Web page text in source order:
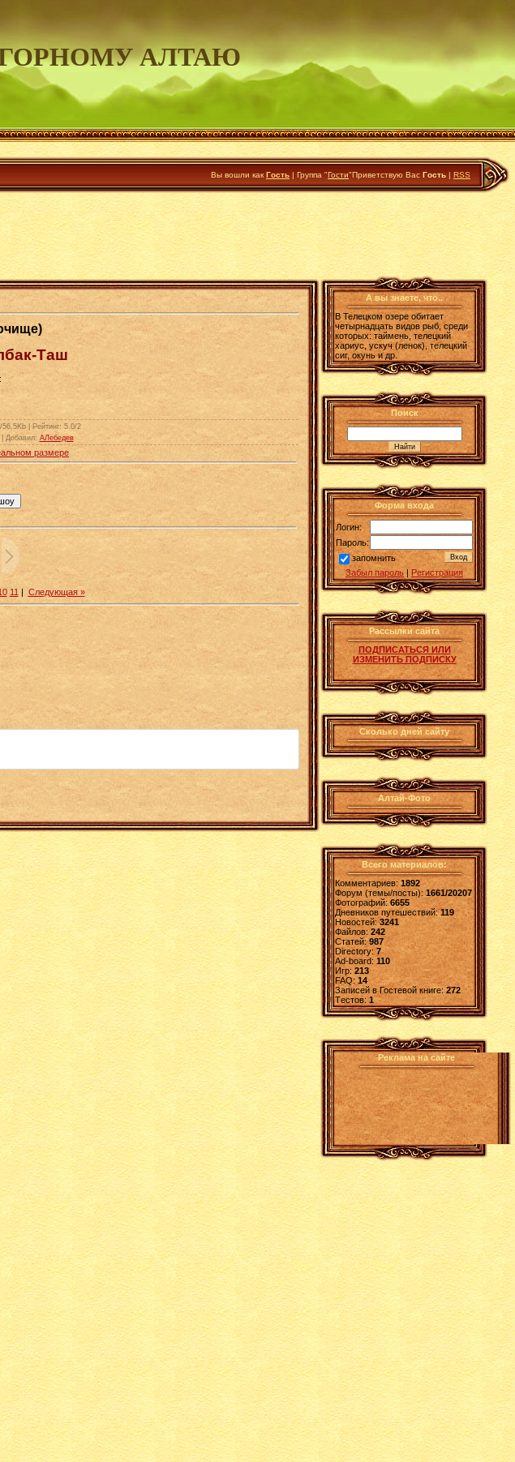
АЛТАЮ
Вы вошли как Гость | Группа "Гости"Приветствую Вас Гость | RSS
Таш
| Рейтинг: 5.0/2
Добавил: АЛебедев
размере
11 | Следующая »
А вы знаете, что..
В Телецком озере обитает
четырнадцать видов рыб, среди
которых: таймень, телецкий
хариус, ускуч (ленок), телецкий
сиг, окунь и др.
Поиск
Форма входа
Логин:
Пароль:
запомнить
Забыл пароль | Регистрация
Рассылки сайта
ПОДПИСАТЬСЯ ИЛИ
ИЗМЕНИТЬ ПОДПИСКУ
Сколько дней сайту
Алтай-Фото
Всего материалов:
Комментариев: 1892
Форум (темы/посты):1661/20207
Фотографий:6655
Дневников путешествий:119
Новостей:3241
Файлов: 242
Статей:987
Directory: 7
Ad-board:110
Игр: 213
FAQ:14
Записей в Гостевой книге:272
Tестов: 1
Реклама на сайте